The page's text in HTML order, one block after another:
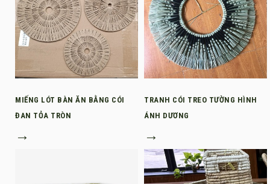
MIẾNG LÓT BÀN ĂN BẰNG CÓI
ĐAN TỎA TRÒN
→
TRANH CÓI TREO TƯỜNG HÌNH
ÁNH DƯƠNG
→